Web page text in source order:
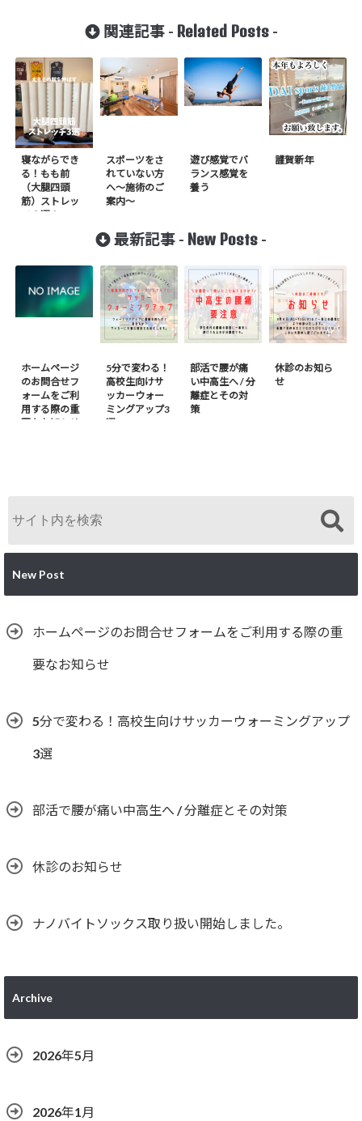
関連記事 - Related Posts-
寝ながらでき
る！もも前
（大腿四頭
筋）ストレッ
チ３選！
スポーツをさ
れていない方
へ〜施術のご
案内〜
遊び感覚でバ
ランス感覚を
養う
謹賀新年
最新記事 - New Posts -
ホームページ
のお問合せフ
ォームをご利
用する際の重
要なお知らせ
5分で変わる！
高校生向けサ
ッカーウォー
ミングアップ3
選
部活で腰が痛
い中高生へ / 分
離症とその対
策
休診のお知ら
せ
New Post
ホームページのお問合せフォームをご利用する際の重
要なお知らせ
5分で変わる！高校生向けサッカーウォーミングアップ
3選
部活で腰が痛い中高生へ / 分離症とその対策
休診のお知らせ
ナノバイトソックス取り扱い開始しました。
Archive
2026年5月
2026年1月